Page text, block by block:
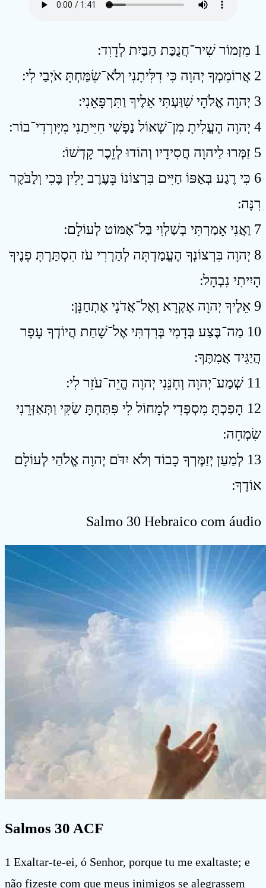
1 מִזְמוֹר שִׁיר־חֲנֻכַּת הַבַּיִת לְדָוִד ׃
2 אֲרוֹמִמְךָ יְהוָה כִּי דִלִּיתָנִי וְלֹא־שִׂמַּחְתָּ אֹיְבַי לִי ׃
3 יְהוָה אֱלֹהָי שִׁוַּעְתִּי אֵלֶיךָ וַתִּרְפָּאֵנִי ׃
4 יְהוָה הֶעֱלִיתָ מִן־שְׁאוֹל נַפְשִׁי חִיִּיתַנִי מִיָּורְדִי־בוֹר ׃
5 זַמְּרוּ לַיהוָה חֲסִידָיו וְהוֹדוּ לְזֵכֶר קָדְשׁוֹ ׃
6 כִּי רֶגַע בְּאַפּוֹ חַיִּים בִּרְצוֹנוֹ בָּעֶרֶב יָלִין בֶּכִי וְלַבֹּקֶר
רִנָּה ׃
7 וַאֲנִי אָמַרְתִּי בְשַׁלְוִי בַּל־אֶמּוֹט לְעוֹלָם ׃
8 יְהוָה בִּרְצוֹנְךָ הֶעֱמַדְתָּה לְהַרְרִי עֹז הִסְתַּרְתָּ פָנֶיךָ
הָיִיתִי נִבְהָל ׃
9 אֵלֶיךָ יְהוָה אֶקְרָא וְאֶל־אֲדֹנָי אֶתְחַנָּן ׃
10 מַה־בֶּצַע בְּדָמִי בְּרִדְתִּי אֶל־שָׁחַת הֲיוֹדְךָ עָפָר
הֲיַגִּיד אֲמִתֶּךָ ׃
11 שְׁמַע־יְהוָה וְחָנֵּנִי יְהוָה הֱיֵה־עֹזֵר לִי ׃
12 הָפַכְתָּ מִסְפְּדִי לְמָחוֹל לִי פִּתַּחְתָּ שַׂקִּי וַתְּאַזְּרֵנִי
שִׂמְחָה ׃
13 לְמַעַן יְזַמֶּרְךָ כָבוֹד וְלֹא יִדֹּם יְהוָה אֱלֹהַי לְעוֹלָם
אוֹדֶךָ ׃
Salmo 30 Hebraico com áudio
Salmos 30 ACF
1 Exaltar-te-ei, ó Senhor, porque tu me exaltaste; e
não fizeste com que meus inimigos se alegrassem